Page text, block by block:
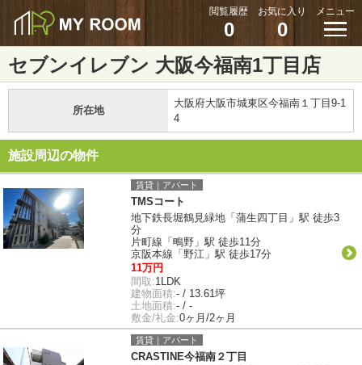
閲覧履歴
0
お気に入り
0
メニュー
セブンイレブン 大阪今福南1丁目店
所在地
大阪府大阪市城東区今福南１丁目9-1
4
施設周辺の物件
賃貸｜アパート
TMSコート
地下鉄長堀鶴見緑地「蒲生四丁目」駅 徒歩3
分
片町線「鴫野」駅 徒歩11分
京阪本線「野江」駅 徒歩17分
11万円
間取:1LDK
建物面積:- / 13.61坪
土地面積:- / -
敷金/礼金:0ヶ月/2ヶ月
賃貸｜アパート
CRASTINE今福南２丁目